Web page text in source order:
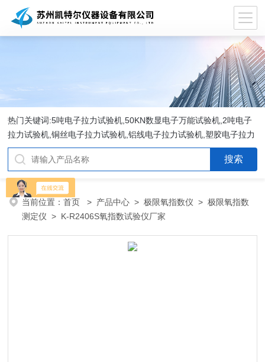
热门关键词:5吨电子拉力试验机,50KN数显电子万能试验机,2吨电子
拉力试验机,铜丝电子拉力试验机,铝线电子拉力试验机,塑胶电子拉力
试验机.
当前位置：首页 > 产品中心 >极限氧指数仪 >极限氧指数
测定仪 > K-R2406S氧指数试验仪厂家